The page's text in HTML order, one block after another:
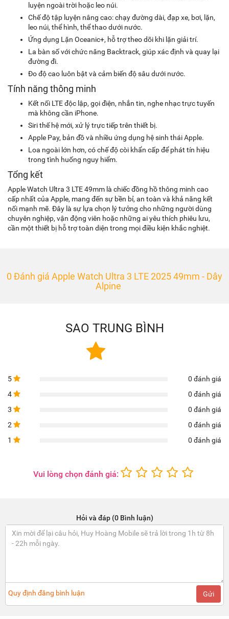
luyện ngoài trời hoặc leo núi.
Chế độ tập luyện nâng cao: chạy đường dài, đạp xe, bơi, lặn,
leo núi, thể hình, thể thao dưới nước.
Ứng dụng Lặn Oceanic+, hỗ trợ theo dõi khi lặn giải trí.
La bàn số với chức năng Backtrack, giúp xác định và quay lại
đường đi.
Đo độ cao luôn bật và cảm biến độ sâu dưới nước.
Tính năng thông minh
Kết nối LTE độc lập, gọi điện, nhắn tin, nghe nhạc trực tuyến
mà không cần iPhone.
Siri thế hệ mới, xử lý trực tiếp trên thiết bị.
Apple Pay, bản đồ và nhiều ứng dụng hệ sinh thái Apple.
Loa ngoài lớn hơn, có chế độ còi khẩn cấp để phát tín hiệu
trong tình huống nguy hiểm.
Tổng kết
Apple Watch Ultra 3 LTE 49mm là chiếc đồng hồ thông minh cao
cấp nhất của Apple, mang đến sự bền bỉ, an toàn và khả năng kết
nối mạnh mẽ. Đây là sự lựa chọn lý tưởng cho những người dùng
chuyên nghiệp, vận động viên hoặc những ai yêu thích phiêu lưu,
cần một thiết bị hỗ trợ toàn diện trong mọi điều kiện khắc nghiệt.
0 Đánh giá Apple Watch Ultra 3 LTE 2025 49mm - Dây
Alpine
SAO TRUNG BÌNH
5
0 đánh giá
4
0 đánh giá
3
0 đánh giá
2
0 đánh giá
1
0 đánh giá
Vui lòng chọn đánh giá:
Hỏi và đáp (0 Bình luận)
Quy định đăng bình luận Gửi